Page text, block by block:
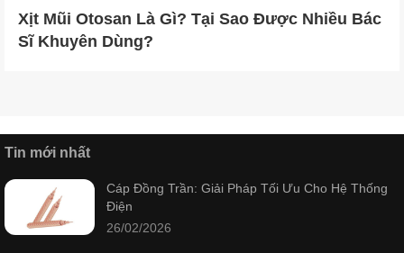
Xịt Mũi Otosan Là Gì? Tại Sao Được Nhiều Bác
Sĩ Khuyên Dùng?
Tin mới nhất
Cáp Đồng Trần: Giải Pháp Tối Ưu Cho Hệ Thống
Điện
26/02/2026